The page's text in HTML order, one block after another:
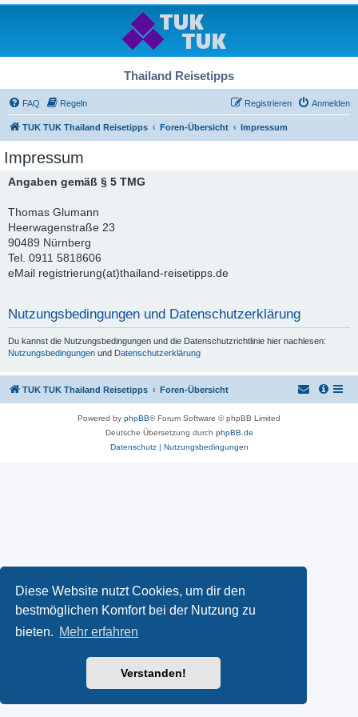
Diese Website nutzt Cookies, um dir den
bestmöglichen Komfort bei der Nutzung zu
bieten. Mehr erfahren
Verstanden!
Thailand Reisetipps
FAQ Regeln Anmelden
Registrieren
TUK TUK Thailand Reisetipps Foren-Übersicht Impressum
Impressum
Angaben gemäß § 5 TMG
Thomas Glumann
Heerwagenstraße 23
90489 Nürnberg
Tel. 0911 5818606
eMail registrierung(at)thailand-reisetipps.de
Nutzungsbedingungen und Datenschutzerklärung
Du kannst die Nutzungsbedingungen und die Datenschutzrichtlinie hier nachlesen:
Nutzungsbedingungen und Datenschutzerklärung
TUK TUK Thailand Reisetipps Foren-Übersicht
Powered by phpBB® Forum Software © phpBB Limited
Deutsche Übersetzung durch phpBB.de
Datenschutz| Nutzungsbedingungen